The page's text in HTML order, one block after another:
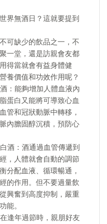
界無酒日？這就要提到
可缺少的飲品之一，不
一堂，還是訪親會友都
得當就會有益身體健
養價值和功效作用呢？
：能夠增加人體血液內
蛋白又能將可導致心血
管和冠狀動脈中轉移，
內膽固醇沉積，預防心
酒：酒通過血管傳遞到
，人體就會自動的調節
分配血液、循環暢通，
的作用。但不要過量飲
興奮到高度抑制，嚴重
能。
逢年過節時，親朋好友